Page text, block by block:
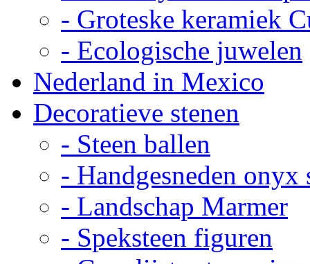
- Groteske keramiek
- Ecologische juwelen
Nederland in Mexico
Decoratieve stenen
- Steen ballen
- Handgesneden onyx
- Landschap Marmer
- Speksteen figuren